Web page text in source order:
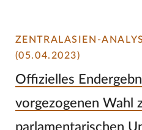
ZENTRALASIEN-
(05.04.2023)
Offizielles
vorgezogenen Wahl
parlamentarischen